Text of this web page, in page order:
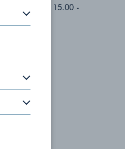
- 12.00 Uhr, 15.00 -